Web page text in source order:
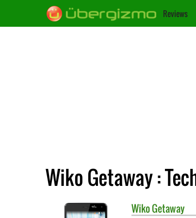
Reviews
Wiko Getaway :
WikoGetaway